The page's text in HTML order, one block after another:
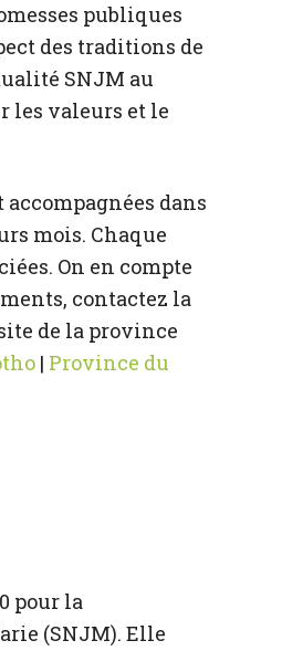
publiques
des traditions de
SNJM au
les valeurs et le
dans
mois. Chaque
On en compte
contactez la
de la province
| Province du
pour la
(SNJM). Elle